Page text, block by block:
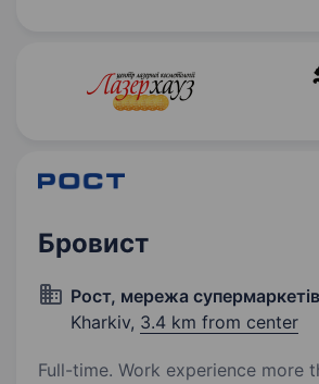
Бровист
Рост, мережа супермаркетів
Kharkiv, 3.4 km from center
Full-time. Work experience more